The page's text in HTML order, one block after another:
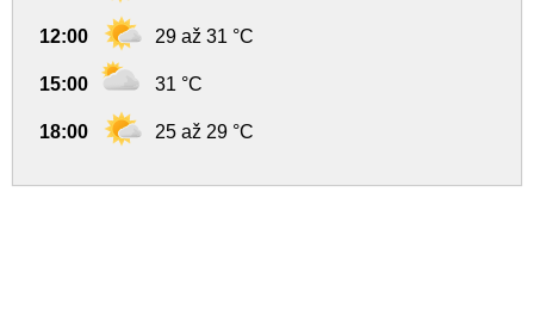
12:00 29 až 31 °C
15:00 31 °C
18:00 25 až 29 °C